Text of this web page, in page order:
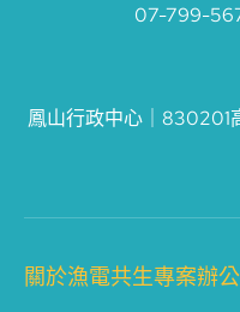
07-799-
鳳山行政中心｜830201
關於漁電共生專案辦